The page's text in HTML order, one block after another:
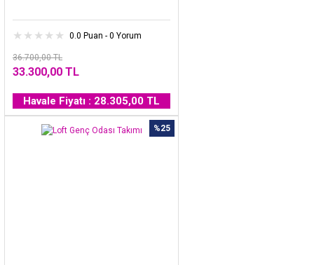
0.0 Puan - 0 Yorum
36.700,00 TL
33.300,00 TL
Havale Fiyatı : 28.305,00 TL
%25